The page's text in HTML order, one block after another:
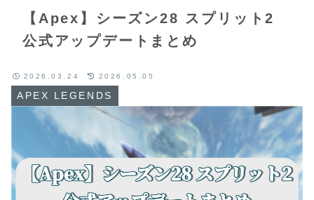
【Apex】シーズン28 スプリット2
公式アップデートまとめ
APEX LEGENDS
2026.03.24 2026.05.05